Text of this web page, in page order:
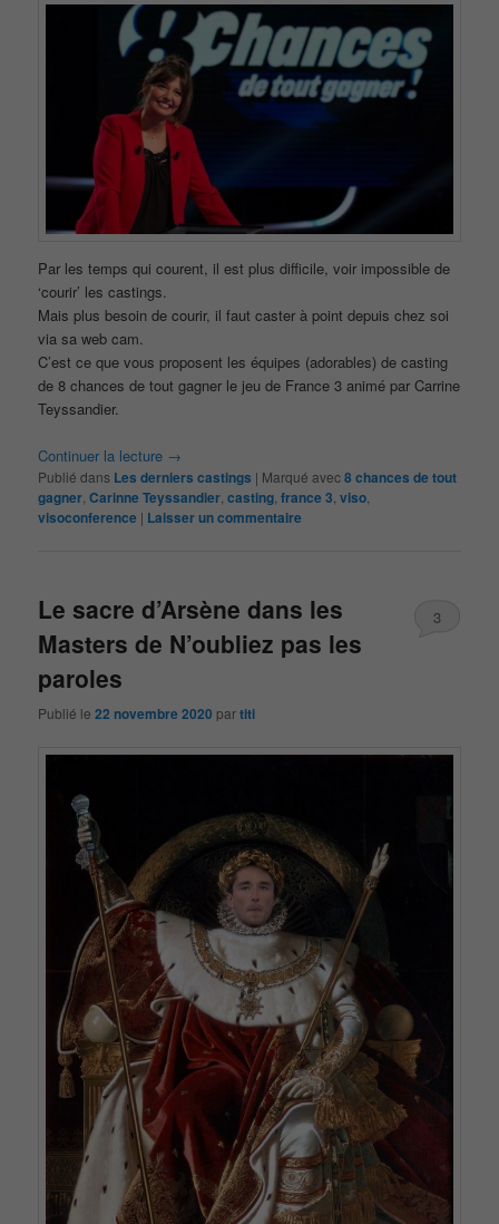
Par les temps qui courent, il est plus difficile, voir impossible de
‘courir’ les castings.
Mais plus besoin de courir, il faut caster à point depuis chez soi
via sa web cam.
C’est ce que vous proposent les équipes (adorables) de casting
de 8 chances de tout gagner le jeu de France 3 animé par Carrine
Teyssandier.
Continuer la lecture →
Publié dans Les derniers castings | Marqué avec8 chances de tout
gagner ,Carinne Teyssandier ,casting ,france 3 ,viso
visoconference | Laisser un commentaire
Le sacre d’Arsène dans les
Masters de N’oubliez pas les
paroles
Publié le22 novembre 2020 partiti
3